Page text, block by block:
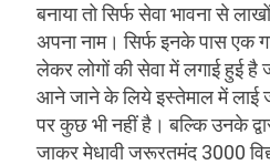
बनाया तो सिर्फ सेवा भावना से
अपना नाम। सिर्फ इनके पास एक
लेकर लोगों की सेवा में लगाई हुई है
आने जाने के लिये इस्तेमाल में लाई
पर कुछ भी नहीं है। बल्कि उनके
जाकर मेधावी जरूरतमंद 3000